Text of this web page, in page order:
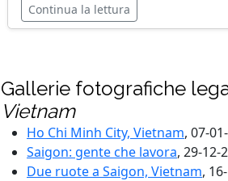
Continua la lettura
Gallerie fotografiche
Vietnam
Ho Chi Minh City, Vietnam, 07-
Saigon: gente che lavora, 29-12-
Due ruote a Saigon, Vietnam,